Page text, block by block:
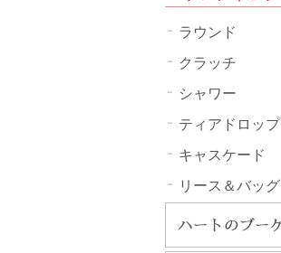
ラウンド
クラッチ
シャワー
ティアドロップ
キャスケード
リース＆バッグ